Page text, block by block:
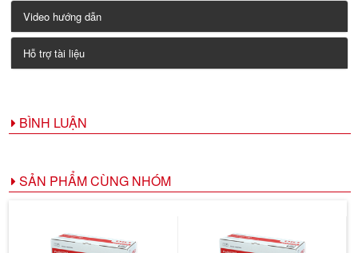
Video hướng dẫn
Hỗ trợ tài liệu
BÌNH LUẬN
SẢN PHẨM CÙNG NHÓM